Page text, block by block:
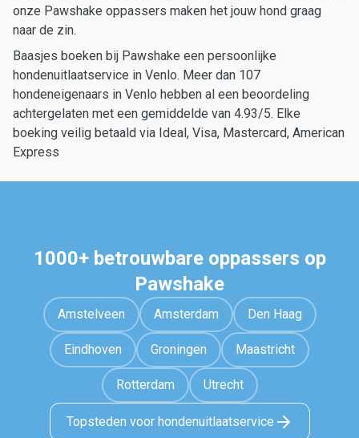
onze Pawshake oppassers maken het jouw hond graag
naar de zin.
Baasjes boeken bij Pawshake een persoonlijke
hondenuitlaatservice in Venlo. Meer dan 107
hondeneigenaars in Venlo hebben al een beoordeling
achtergelaten met een gemiddelde van 4.93/5. Elke
boeking veilig betaald via Ideal, Visa, Mastercard, American
Express
1000+ betrouwbare oppassers op
Pawshake
Amstelveen Amsterdam Den Haag
Eindhoven Groningen Maastricht
Rotterdam Utrecht
Topsteden voor hondenuitlaatservice